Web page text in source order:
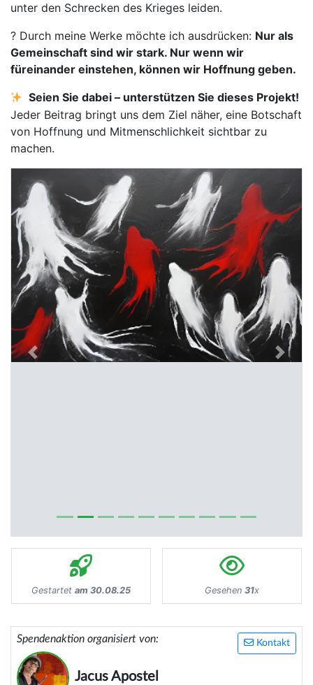
Previous Next
unter den Schrecken des Krieges leiden.
? Durch meine Werke möchte ich ausdrücken: Nur als
Gemeinschaft sind wir stark. Nur wenn wir
füreinander einstehen, können wir Hoffnung geben.
Seien Sie dabei – unterstützen Sie dieses Projekt!
Jeder Beitrag bringt uns dem Ziel näher, eine Botschaft
von Hoffnung und Mitmenschlichkeit sichtbar zu
machen.
Gestartet am 30.08.25 Gesehen 31x
Kontakt
Spendenaktion organisiert von:
Jacus Apostel